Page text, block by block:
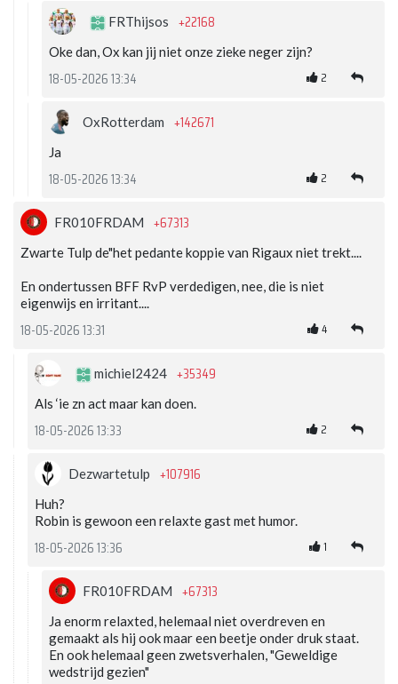
FRThijsos +22168
Oke dan, Ox kan jij niet onze zieke neger zijn?
18-05-2026 13:34 2
OxRotterdam +142671
Ja
18-05-2026 13:34 2
FR010FRDAM +67313
Zwarte Tulp de"het pedante koppie van Rigaux niet trekt....
En ondertussen BFF RvP verdedigen, nee, die is niet
eigenwijs en irritant....
18-05-2026 13:31 4
michiel2424 +35349
Als ‘ie zn act maar kan doen.
18-05-2026 13:33 2
Dezwartetulp +107916
Huh?
Robin is gewoon een relaxte gast met humor.
18-05-2026 13:36 1
FR010FRDAM +67313
Ja enorm relaxted, helemaal niet overdreven en
gemaakt als hij ook maar een beetje onder druk staat.
En ook helemaal geen zwetsverhalen, "Geweldige
wedstrijd gezien"